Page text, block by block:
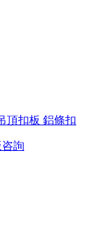
頂扣板 鋁條扣
詢